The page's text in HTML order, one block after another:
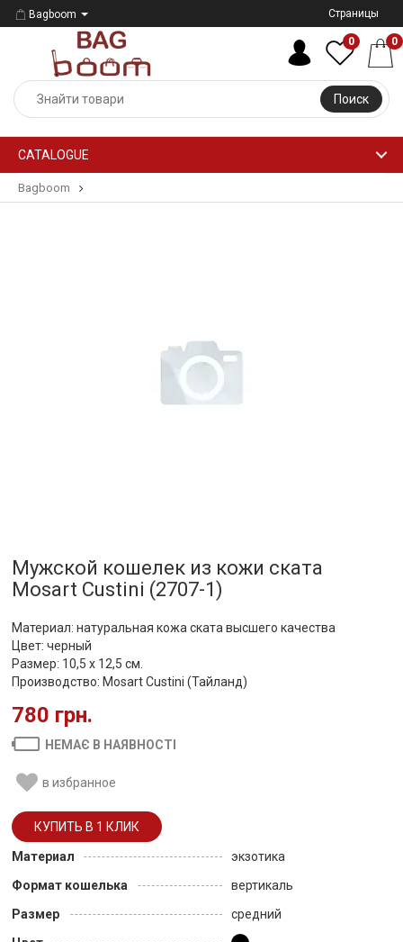
Bagboom Страницы
Поиск
0 0
CATALOGUE
Bagboom
Мужской кошелек из кожи ската
Mosart Custini (2707-1)
Материал: натуральная кожа ската высшего качества
Цвет: черный
Размер: 10,5 х 12,5 см.
Производство: Mosart Custini (Тайланд)
780 грн.
НЕМАЄ В НАЯВНОСТІ
в избранное
Материал
экзотика
Формат кошелька
вертикаль
Размер
средний